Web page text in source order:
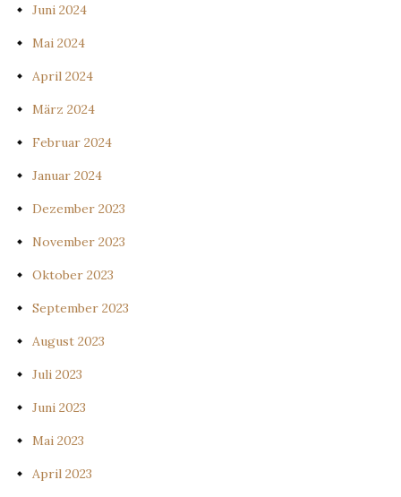
Juni 2024
Mai 2024
April 2024
März 2024
Februar 2024
Januar 2024
Dezember 2023
November 2023
Oktober 2023
September 2023
August 2023
Juli 2023
Juni 2023
Mai 2023
April 2023